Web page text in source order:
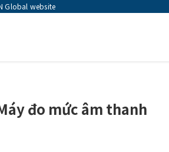
Global website
đo mức âm thanh